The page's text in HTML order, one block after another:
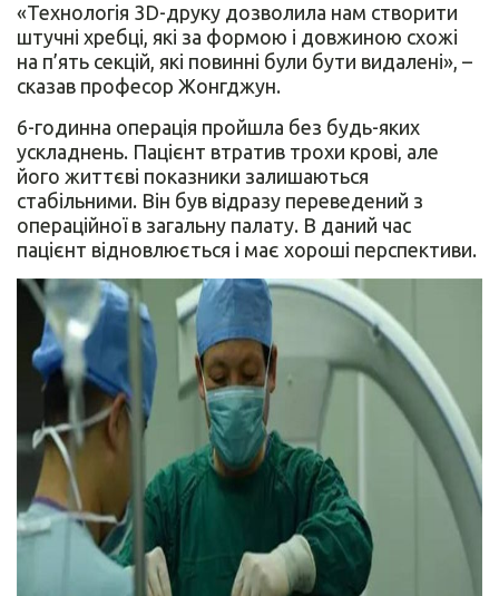
«Технологія 3D-друку дозволила нам створити
штучні хребці, які за формою і довжиною схожі
на п’ять секцій, які повинні були бути видалені», –
сказав професор Жонгджун.
6-годинна операція пройшла без будь-яких
ускладнень. Пацієнт втратив трохи крові, але
його життєві показники залишаються
стабільними. Він був відразу переведений з
операційної в загальну палату. В даний час
пацієнт відновлюється і має хороші перспективи.